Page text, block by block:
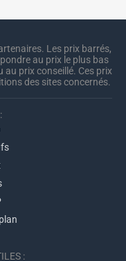
Les prix barrés,
au prix le plus bas
au prix conseillé. Ces prix
des sites concernés.
: